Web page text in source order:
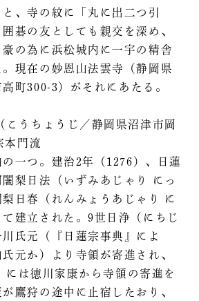
、寺の紋に「丸に出二つ引
碁の友としても親交を深め、
の為に浜松城内に一宇の精舎
現在の妙恩山法雲寺（静岡県
町300-3）がそれにあたる。
（こうちょうじ／静岡県沼津市岡
本門流
一つ。建治2年（1276）、日蓮
梨日法（いずみあじゃり にっ
日春（れんみょうあじゃり に
建立された。9世日浄（にちじ
氏元（『日蓮宗事典』によ
元か）より寺領が寄進され、
には徳川家康から寺領の寄進を
鷹狩の途中に止宿したおり、